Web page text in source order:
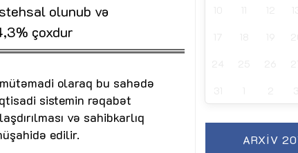
olunub və
çoxdur
olaraq bu sahədə
sistemin rəqabət
və sahibkarlıq
edilir.
ARXIV